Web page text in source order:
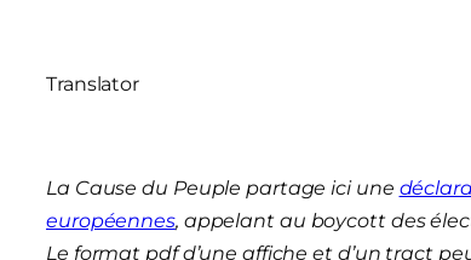
Translator
La Cause du Peuple partage ici une
européennes, appelant au boycott des
Le format pdf d’une affiche et d’un tract